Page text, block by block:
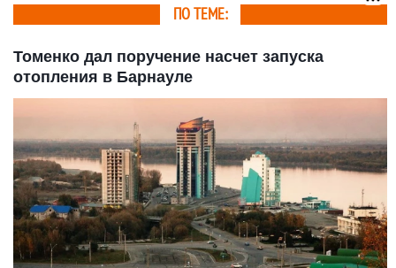
ПО ТЕМЕ:
Томенко дал поручение насчет запуска
отопления в Барнауле